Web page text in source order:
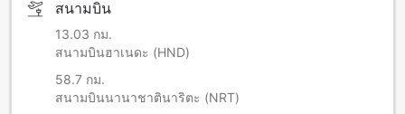
สนามบิน
13.03 กม.
สนามบินฮาเนดะ (HND)
58.7 กม.
สนามบินนานาชาตินาริตะ (NRT)